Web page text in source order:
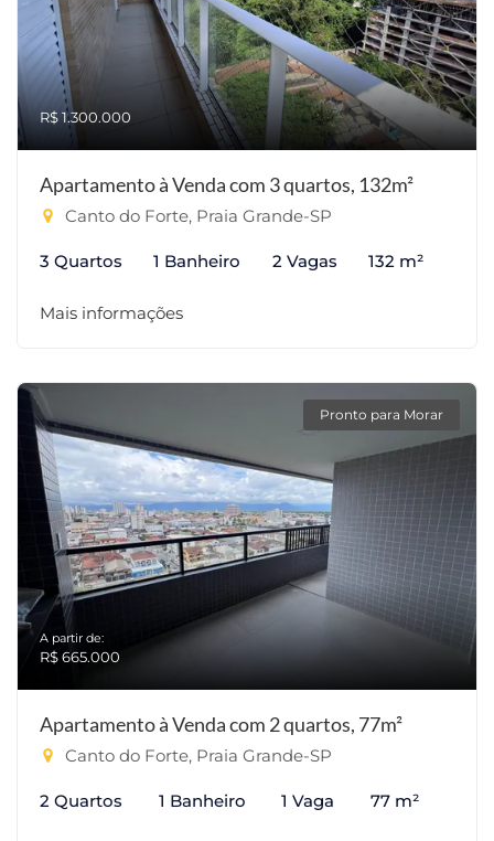
R$ 1.300.000
Apartamento à Venda com 3 quartos, 132m²
Canto do Forte, Praia Grande-SP
3 Quartos 1 Banheiro 2 Vagas 132 m²
Mais informações
Pronto para Morar
A partir de:
R$ 665.000
Apartamento à Venda com 2 quartos, 77m²
Canto do Forte, Praia Grande-SP
2 Quartos 1 Banheiro 1 Vaga 77 m²